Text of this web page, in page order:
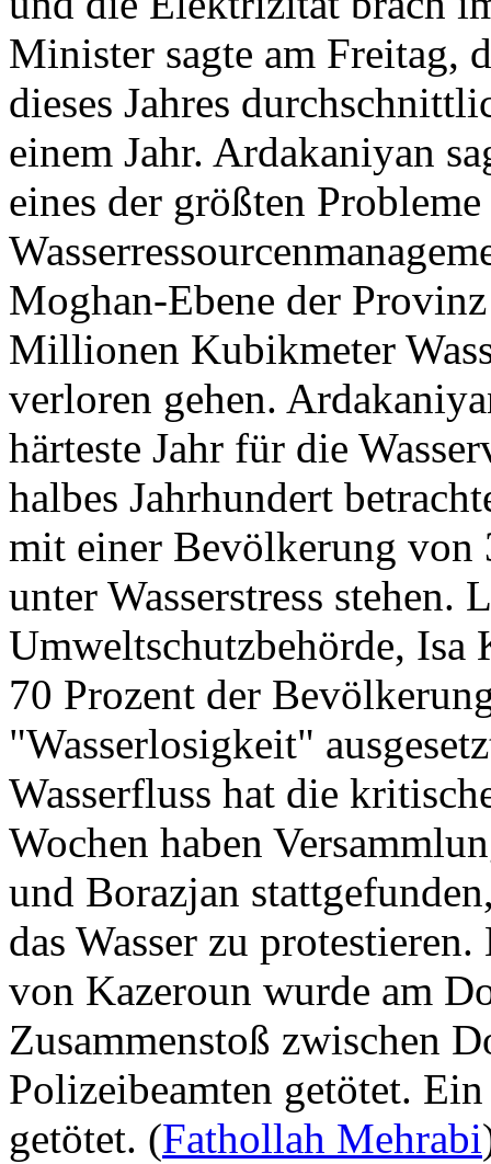
Minister sagte am Freitag,
dieses Jahres
einem Jahr. Ardakaniyan
eines der größten
Moghan-Ebene der
Millionen Kubikmeter
verloren gehen.
härteste Jahr für die
halbes Jahrhundert
mit einer Bevölkerung
unter Wasserstress stehen.
Umweltschutzbehörde, Isa
70 Prozent der
"Wasserlosigkeit"
Wasserfluss hat die
Wochen haben
und Borazjan
das Wasser zu
von Kazeroun wurde am
Zusammenstoß zwischen
Polizeibeamten getötet.
getötet. (Fathollah Mehrabi